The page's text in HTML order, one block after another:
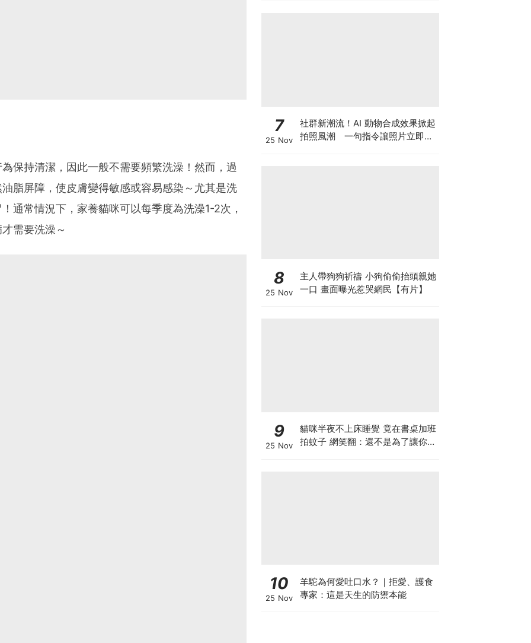
保持清潔，因此一般不需要頻繁洗澡！然而，過
脂屏障，使皮膚變得敏感或容易感染～尤其是洗
通常情況下，家養貓咪可以每季度為洗澡1-2次，
需要洗澡～
7
25 Nov
社群新潮流！AI 動物合成效果掀起
拍照風潮 一句指令讓照片立即升
8
25 Nov
主人帶狗狗祈禱 小狗偷偷抬頭親她
一口 畫面曝光惹哭網民【有片】
9
25 Nov
貓咪半夜不上床睡覺 竟在書桌加班
拍蚊子 網笑翻：還不是為了讓你睡
10
25 Nov
羊駝為何愛吐口水？｜拒愛、護食
專家：這是天生的防禦本能